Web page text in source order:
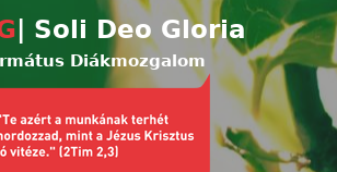
Ugrás a tartalomra
| Soli Deo Gloria
Diákmozgalom